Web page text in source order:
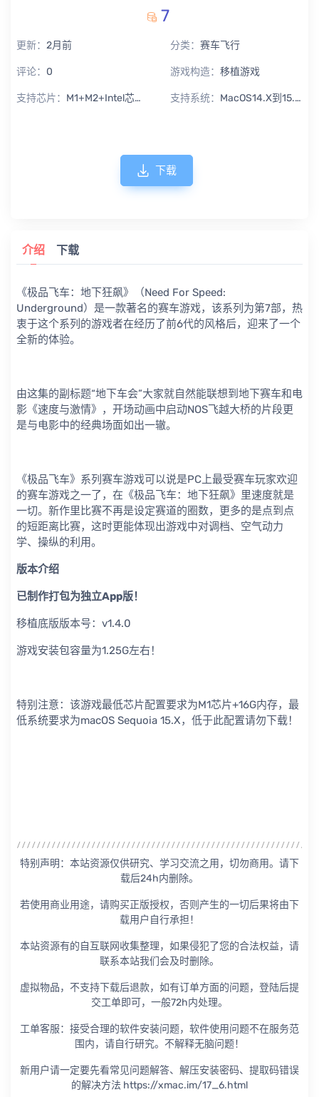
7
更新： 2月前 分类： 赛车飞行
评论： 0 游戏构造： 移植游戏
支持芯片： M1+M2+Intel芯片通用 支持系统： MacOS14.X到15.X Sequoia
下载
介绍 下载
《极品飞车：地下狂飙》（Need For Speed:
Underground）是一款著名的赛车游戏，该系列为第7部，热
衷于这个系列的游戏者在经历了前6代的风格后，迎来了一个
全新的体验。
由这集的副标题“地下车会”大家就自然能联想到地下赛车和电
影《速度与激情》，开场动画中启动NOS飞越大桥的片段更
是与电影中的经典场面如出一辙。
《极品飞车》系列赛车游戏可以说是PC上最受赛车玩家欢迎
的赛车游戏之一了，在《极品飞车：地下狂飙》里速度就是
一切。新作里比赛不再是设定赛道的圈数，更多的是点到点
的短距离比赛，这时更能体现出游戏中对调档、空气动力
学、操纵的利用。
版本介绍
已制作打包为独立App版！
移植底版版本号：v1.4.0
游戏安装包容量为1.25G左右！
特别注意：该游戏最低芯片配置要求为M1芯片+16G内存，最
低系统要求为macOS Sequoia 15.X，低于此配置请勿下载！
特别声明：本站资源仅供研究、学习交流之用，切勿商用。请下
载后24h内删除。
若使用商业用途，请购买正版授权，否则产生的一切后果将由下
载用户自行承担！
本站资源有的自互联网收集整理，如果侵犯了您的合法权益，请
联系本站我们会及时删除。
虚拟物品，不支持下载后退款，如有订单方面的问题，登陆后提
交工单即可，一般72h内处理。
工单客服：接受合理的软件安装问题，软件使用问题不在服务范
围内，请自行研究。不解释无脑问题！
新用户请一定要先看常见问题解答、解压安装密码、提取码错误
的解决方法 https://xmac.im/17_6.html